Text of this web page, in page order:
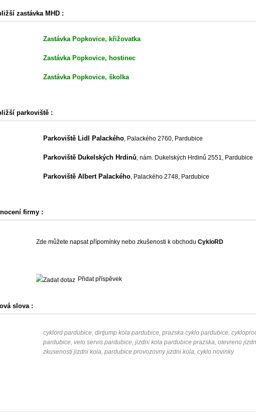
zastávka MHD :
Zastávka Popkovice, křižovatka
Zastávka Popkovice, hostinec
Zastávka Popkovice, školka
parkoviště :
Parkoviště Lidl Palackého, Palackého 2760, Pardubice
Parkoviště Dukelských Hrdinů, nám. Dukelských Hrdinů 2551, Pardubice
Parkoviště Albert Palackého, Palackého 2748, Pardubice
firmy :
Zde můžete napsat přípomínky nebo zkušenosti k obchoduCykloRD
Přidat příspěvek
slova :
cyklord pardubice, dirtjump kola pardubice, prazska cyklo pardubice,
pardubice, velo servis pardubice, jizdni kola pardubice prazska, otevreno
zkusenosti jizdni kola, pardubice provozovny jizdni kola, cyklo novinky